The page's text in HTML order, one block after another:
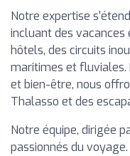
Notre expertise
incluant des vacances
hôtels, des circuits
maritimes et fluviales.
et bien-être, nous
Thalasso et des
Notre équipe, dirigée
passionnés du